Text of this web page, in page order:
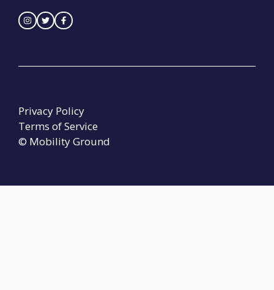
© Mobility Ground
Privacy Policy
Terms of Service